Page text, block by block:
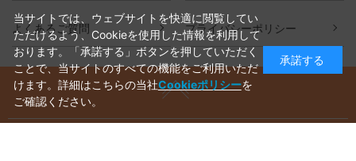
よくあるご質問 プライバシーポリシー
当サイトでは、ウェブサイトを快適に閲覧してい
ただけるよう、Cookieを使用した情報を利用して
おります。「承諾する」ボタンを押していただく
ことで、当サイトのすべての機能をご利用いただ
けます。詳細はこちらの当社Cookieポリシーを
ご確認ください。
承諾する